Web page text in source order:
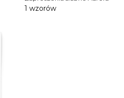
1 wzorów